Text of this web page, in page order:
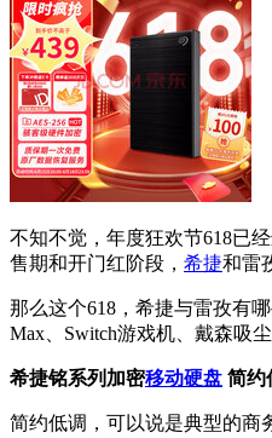
不知不觉，年度狂欢节618已
售期和开门红阶段， 希捷和雷
那么这个618，希捷与雷孜有
Max、Switch游戏机、戴森吸
希捷铭系列加密移动硬盘 简约
简约低调，可以说是典型的商